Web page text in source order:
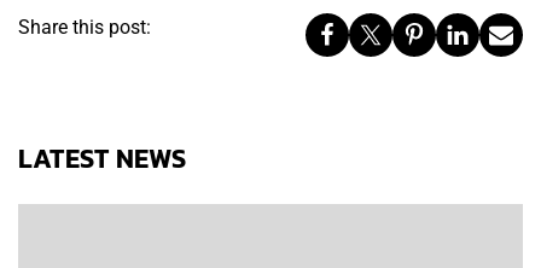
Share this post:
LATEST NEWS